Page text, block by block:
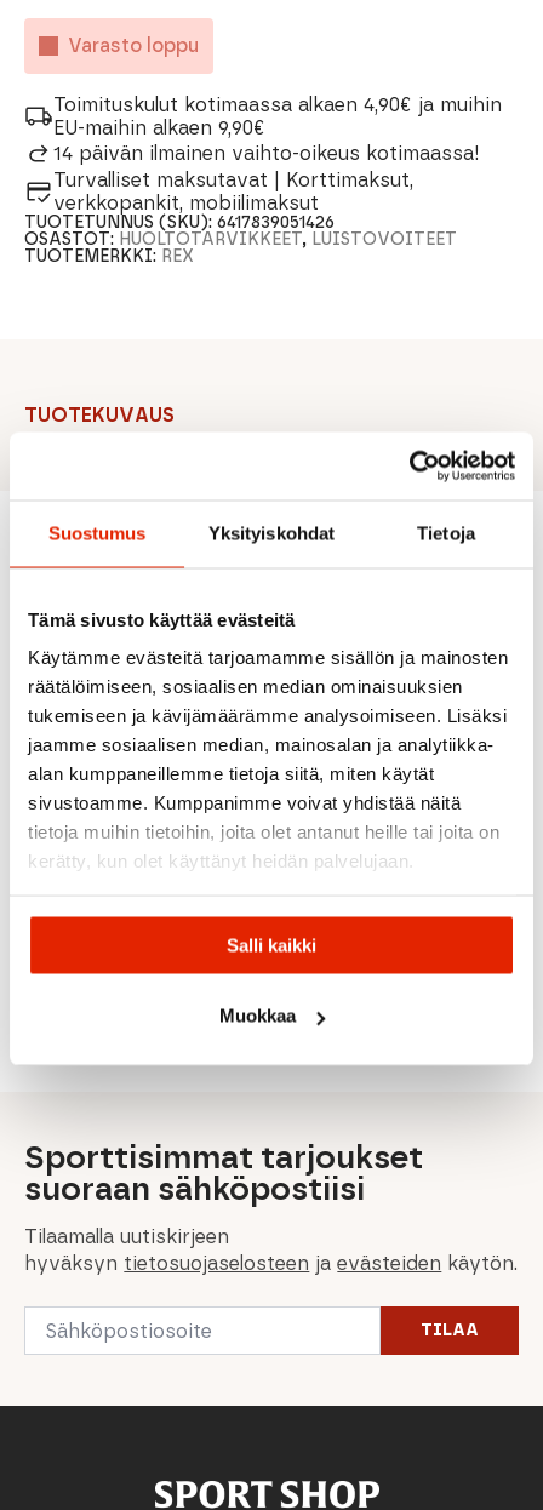
Suostumus Yksityiskohdat Tietoja
Tämä sivusto käyttää evästeitä
Käytämme evästeitä tarjoamamme sisällön ja mainosten
räätälöimiseen, sosiaalisen median ominaisuuksien
tukemiseen ja kävijämäärämme analysoimiseen. Lisäksi
jaamme sosiaalisen median, mainosalan ja analytiikka-
alan kumppaneillemme tietoja siitä, miten käytät
sivustoamme. Kumppanimme voivat yhdistää näitä
tietoja muihin tietoihin, joita olet antanut heille tai joita on
kerätty, kun olet käyttänyt heidän palvelujaan.
Salli kaikki
Muokkaa
Varasto loppu
Toimituskulut kotimaassa alkaen 4,90€ ja muihin
EU-maihin alkaen 9,90€
14 päivän ilmainen vaihto-oikeus kotimaassa!
Turvalliset maksutavat | Korttimaksut,
verkkopankit, mobiilimaksut
TUOTETUNNUS (SKU):6417839051426
OSASTOT: HUOLTOTARVIKKEET, LUISTOVOITEET
TUOTEMERKKI: REX
TUOTEKUVAUS
Suositeltua sinulle
Vauhti
Vauhti
Swix
ALE
hinta
oli:
69,90€
hinta
on:
Swix
ALE
27,90€
Swix
Swix
ALE
27,90€
Sporttisimmat tarjoukset
suoraan sähköpostiisi
Tilaamalla uutiskirjeen
hyväksyn tietosuojaselosteen jaevästeiden käytön.
Email
TILAA